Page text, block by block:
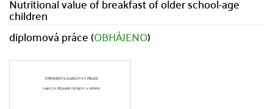
children
diplomová práce (OBHÁJENO)